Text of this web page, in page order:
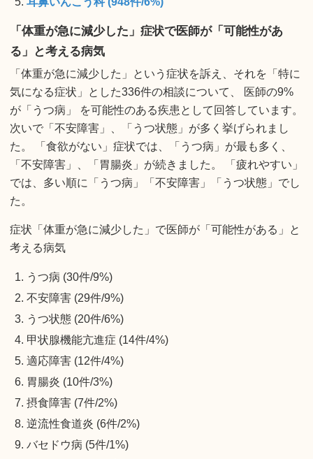
「体重が急に減少した」症状で医師が「可能性があ
る」と考える病気
「体重が急に減少した」という症状を訴え、それを「特に
気になる症状」とした336件の相談について、 医師の9%
が「うつ病」 を可能性のある疾患として回答しています。
次いで「不安障害」、「うつ状態」が多く挙げられまし
た。 「食欲がない」症状では、「うつ病」が最も多く、
「不安障害」、「胃腸炎」が続きました。 「疲れやすい」
では、多い順に「うつ病」「不安障害」「うつ状態」でし
た。
症状「体重が急に減少した」で医師が「可能性がある」と
考える病気
うつ病 (30件/9%)
不安障害 (29件/9%)
うつ状態 (20件/6%)
甲状腺機能亢進症 (14件/4%)
適応障害 (12件/4%)
胃腸炎 (10件/3%)
摂食障害 (7件/2%)
逆流性食道炎 (6件/2%)
バセドウ病 (5件/1%)